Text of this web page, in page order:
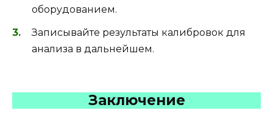
оборудованием.
Записывайте результаты калибровок для
анализа в дальнейшем.
Заключение